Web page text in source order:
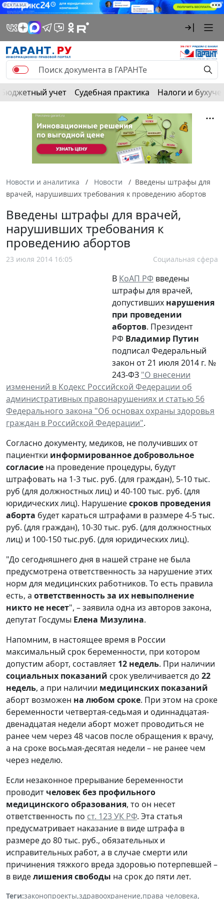
РЕКЛАМА
Бюджетный учет Судебная практика Налоги и
Новости и аналитика Новости
Введены штрафы для
врачей, нарушивших требования к проведению абортов
Введены штрафы для врачей,
нарушивших требования к
проведению абортов
23 июля 2014 16:05 Социальная сфера
В КоАП РФ введены
штрафы для врачей,
допустивших нарушения
при проведении
абортов. Президент
РФ Владимир Путин
подписал Федеральный
закон от 21 июля 2014 г. №
243-ФЗ "О внесении
изменений в Кодекс Российской Федерации об
административных правонарушениях и статью 56
Федерального закона "Об основах охраны здоровья
граждан в Российской Федерации".
Согласно документу, медиков, не получивших от
пациентки информированное добровольное
согласие на проведение процедуры, будут
штрафовать на 1-3 тыс. руб. (для граждан), 5-10 тыс.
руб (для должностных лиц) и 40-100 тыс. руб. (для
юридических лиц). Нарушениесроков проведения
аборта будет караться штрафами в размере 4-5 тыс.
руб. (для граждан), 10-30 тыс. руб. (для должностных
лиц) и 100-150 тыс.руб. (для юридических лиц).
"До сегодняшнего дня в нашей стране не была
предусмотрена ответственность за нарушение этих
норм для медицинских работников. То есть правила
есть, а ответственность за их невыполнение
никто не несет", – заявила одна из авторов закона,
депутат Госдумы Елена Мизулина.
Напомним, в настоящее время в России
максимальный срок беременности, при котором
допустим аборт, составляет 12 недель. При наличии
социальных показаний срок увеличивается до 22
недель, а при наличии медицинских показаний
аборт возможен на любом сроке. При этом на сроке
беременности четвертая-седьмая и одиннадцатая-
двенадцатая недели аборт может проводиться не
ранее чем через 48 часов после обращения к врачу,
а на сроке восьмая-десятая недели – не ранее чем
через неделю.
Если незаконное прерывание беременности
проводит человек без профильного
медицинского образования, то он несет
ответственность по ст. 123 УК РФ. Эта статья
предусматривает наказание в виде штрафа в
размере до 80 тыс. руб., обязательных и
исправительных работ, а в случае смерти или
причинения тяжкого вреда здоровью потерпевшей –
в виделишения свободы на срок до пяти лет.
Теги:законопроекты,здравоохранение,права человека,